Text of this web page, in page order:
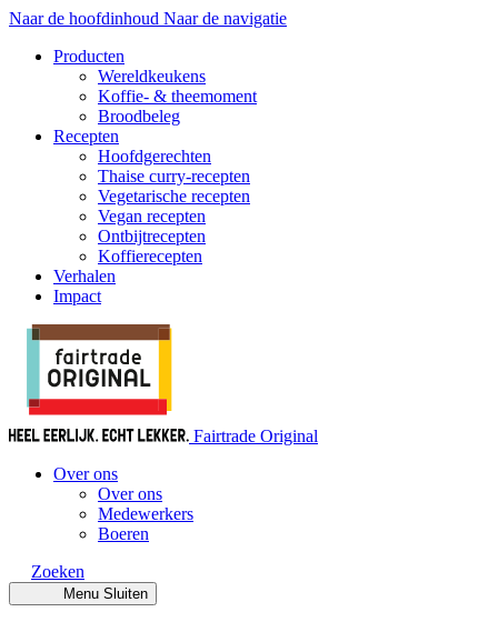
Naar de hoofdinhoud Naar de navigatie
Producten
Wereldkeukens
Koffie- & theemoment
Broodbeleg
Recepten
Hoofdgerechten
Thaise curry-recepten
Vegetarische recepten
Vegan recepten
Ontbijtrecepten
Koffierecepten
Verhalen
Impact
Fairtrade Original
Over ons
Over ons
Medewerkers
Boeren
Zoeken
Menu Sluiten